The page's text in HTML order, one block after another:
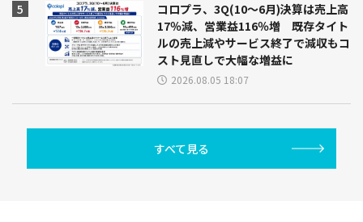
コロプラ、3Q(10～6月)決算は売上高
17％減、営業益116％増 既存タイト
ルの売上減やサービス終了で減収もコ
スト見直しで大幅な増益に
2026.08.05 18:07
すべて見る